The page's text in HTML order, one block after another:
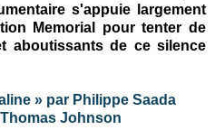
s'appuie largement
Memorial pour tenter de
aboutissants de ce silence
» par Philippe Saada
Johnson